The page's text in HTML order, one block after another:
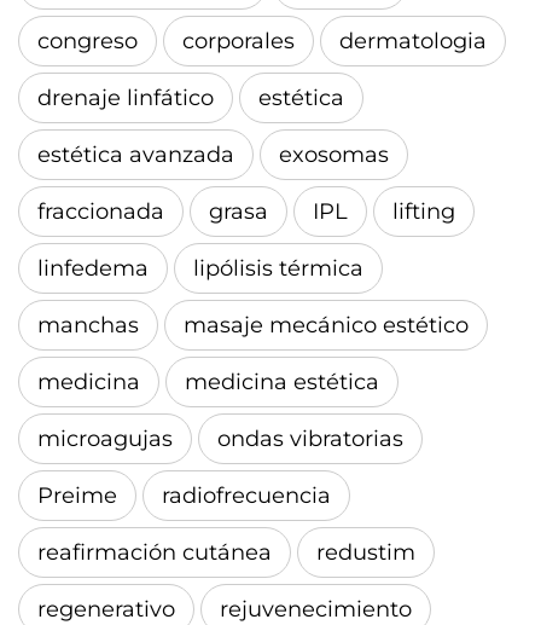
congreso corporales dermatologia
drenaje linfático estética
estética avanzada exosomas
fraccionada grasa IPL lifting
linfedema lipólisis térmica
manchas masaje mecánico estético
medicina medicina estética
microagujas ondas vibratorias
Preime radiofrecuencia
reafirmación cutánea redustim
regenerativo rejuvenecimiento